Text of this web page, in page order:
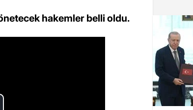
hakemler belli oldu.